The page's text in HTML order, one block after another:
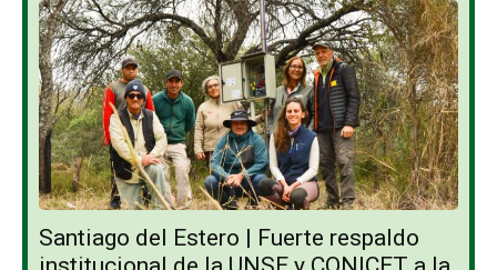
Santiago del Estero | Fuerte respaldo